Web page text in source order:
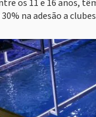
os 11 e 16 anos,
na adesão a